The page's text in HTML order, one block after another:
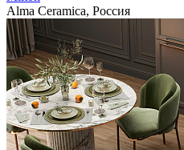
Alma Ceramica, Россия